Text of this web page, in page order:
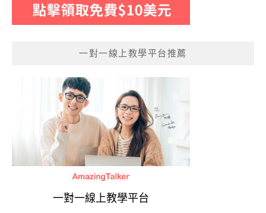
一對一線上教學平台推薦
一對一線上教學平台